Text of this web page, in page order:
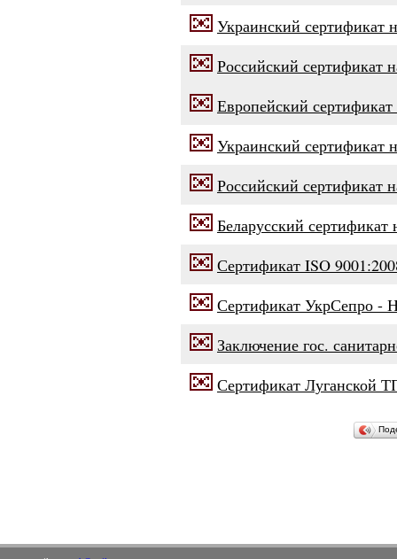
Украинский сертификат
Российский сертификат
Европейский сертификат
Украинский сертификат
Российский сертификат
Беларусский
Сертификат ISO
Сертификат УкрСепро -
Заключение гос.
Сертификат Луганской